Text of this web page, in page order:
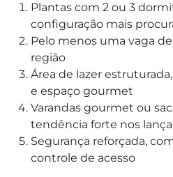
Plantas com 2 ou 3
configuração mais
Pelo menos uma vaga
região
Área de lazer
e espaço gourmet
Varandas gourmet ou
tendência forte nos
Segurança reforçada,
controle de acesso